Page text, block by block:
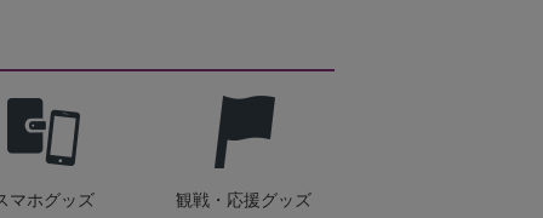
マホグッズ 観戦・応援グッズ